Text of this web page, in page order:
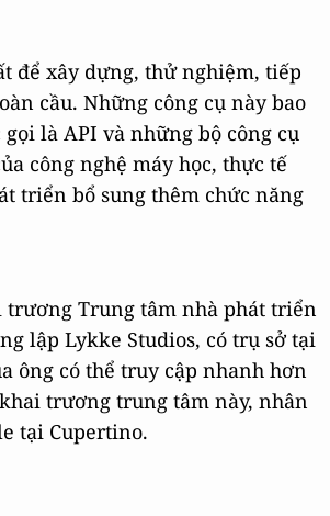
để xây dựng, thử nghiệm, tiếp
cầu. Những công cụ này bao
là API và những bộ công cụ
công nghệ máy học, thực tế
triển bổ sung thêm chức năng
trương Trung tâm nhà phát triển
lập Lykke Studios, có trụ sở tại
ông có thể truy cập nhanh hơn
trương trung tâm này, nhân
tại Cupertino.